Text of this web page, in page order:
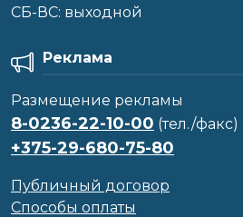
CБ-ВС: выходной
Реклама
Размещение рекламы
8-0236-22-10-00 (тел./факс)
+375-29-680-75-80
Публичный договор
Способы оплаты